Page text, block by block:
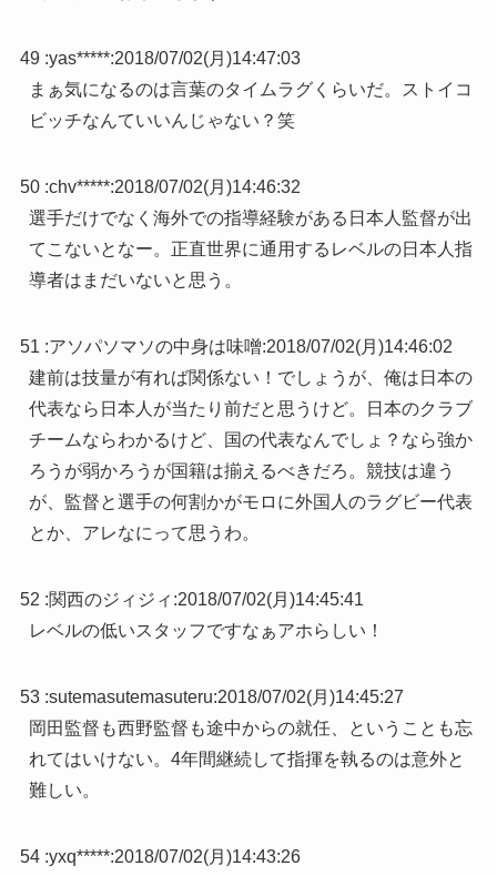
49 :yas*****:2018/07/02(月)14:47:03
まぁ気になるのは言葉のタイムラグくらいだ。ストイコ
ビッチなんていいんじゃない？笑
50 :chv*****:2018/07/02(月)14:46:32
選手だけでなく海外での指導経験がある日本人監督が出
てこないとなー。正直世界に通用するレベルの日本人指
導者はまだいないと思う。
51 :アソパソマソの中身は味噌:2018/07/02(月)14:46:02
建前は技量が有れば関係ない！でしょうが、俺は日本の
代表なら日本人が当たり前だと思うけど。日本のクラブ
チームならわかるけど、国の代表なんでしょ？なら強か
ろうが弱かろうが国籍は揃えるべきだろ。競技は違う
が、監督と選手の何割かがモロに外国人のラグビー代表
とか、アレなにって思うわ。
52 :関西のジィジィ :2018/07/02(月)14:45:41
レベルの低いスタッフですなぁアホらしい！
53 :sutemasutemasuteru:2018/07/02(月)14:45:27
岡田監督も西野監督も途中からの就任、ということも忘
れてはいけない。4年間継続して指揮を執るのは意外と
難しい。
54 :yxq*****:2018/07/02(月)14:43:26